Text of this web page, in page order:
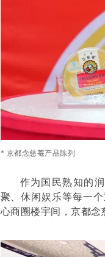
* 京都念慈菴产品陈列
作为国民熟知的
聚、休闲娱乐等每一
心商圈楼宇间，京都